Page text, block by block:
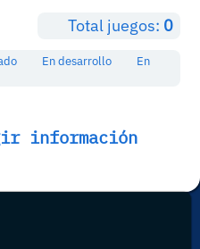
Total juegos: 0
En desarrollo
En
información